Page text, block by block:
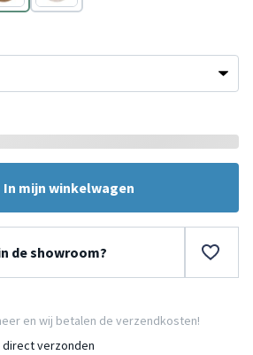
Wit
In mijn winkelwagen
de showroom?
en wij betalen de verzendkosten!
direct verzonden